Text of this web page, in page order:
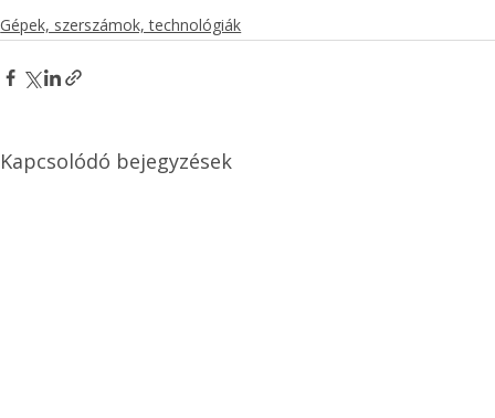
Gépek, szerszámok, technológiák
Kapcsolódó bejegyzések